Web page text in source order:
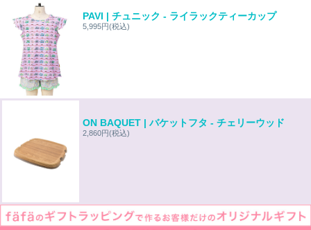
PAVI | チュニック - ライラックティーカップ
5,995円(税込)
ON BAQUET | バケットフタ - チェリーウッド
2,860円(税込)